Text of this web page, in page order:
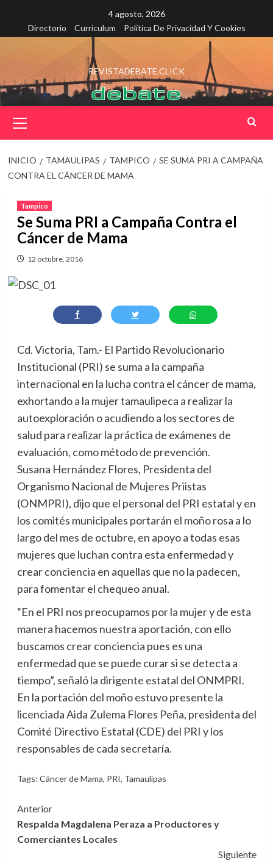
contenido
4 agosto, 2026
Directorio
Curriculum Política De Privacidad Y Cookies
REVISTADEBATE.CLICK
principal
INICIO TAMAULIPAS TAMPICO
SE SUMA PRI A CAMPAÑA
CONTRA EL CÁNCER DE MAMA
Tampico
Se Suma PRI a Campaña Contra el
Cáncer de Mama
12 octubre, 2016
Cd. Victoria, Tam.- El Partido Revolucionario
Institucional (PRI) se suma a la campaña
internacional en la lucha contra el cáncer de mama,
exhortando a la mujer tamaulipeca a realizar la
autoexploración o acudiendo a los sectores de
salud para realizar la práctica de exámenes de
evaluación, como método de prevención.
Susana Hernández Flores, Presidenta del
Organismo Nacional de Mujeres Priistas
(ONMPRI), dijo que el personal del PRI estatal y en
los comités municipales portarán el moño rosa a lo
largo del mes de octubre, en apoyo a todas esas
mujeres que luchan contra esta enfermedad y
crear conciencia en aquellas que no la padecen,
para fomentar el chequeo anual.
“En el PRI nos preocupamos por la mujer y de esta
manera hacemos nuestra aportación, con ello
buscamos crear conciencia pues es una
enfermedad que se puede curar si se detecta a
tiempo”, señaló la dirigente estatal del ONMPRI.
En la portación del moño estuvo presente la
licenciada Aida Zulema Flores Peña, presidenta del
Comité Directivo Estatal (CDE) del PRI y los
responsables de cada secretaría.
Tags: Cáncer de Mama, PRI, Tamaulipas
Navegación
de
entradas
Anterior
Respalda Magdalena Peraza a Productores y
Comerciantes Locales
Siguiente